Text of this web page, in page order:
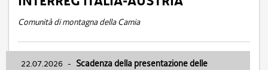
Comunità di montagna della Carnia
22.07.2026 - Scadenza della presentazione delle